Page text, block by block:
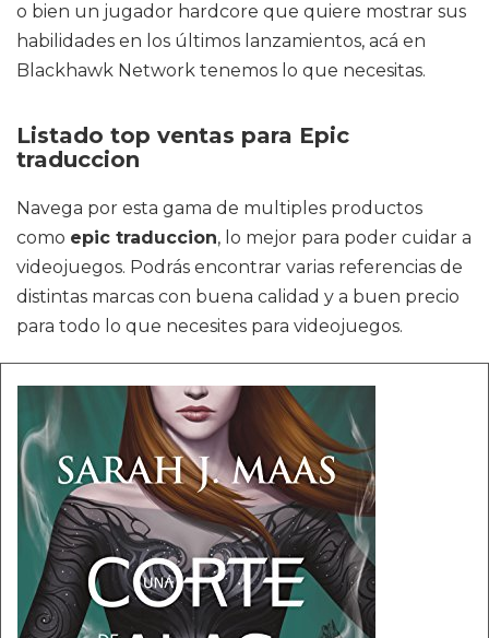
o bien un jugador hardcore que quiere mostrar sus
habilidades en los últimos lanzamientos, acá en
Blackhawk Network tenemos lo que necesitas.
Listado top ventas para Epic
traduccion
Navega por esta gama de multiples productos
como epic traduccion, lo mejor para poder cuidar a
videojuegos. Podrás encontrar varias referencias de
distintas marcas con buena calidad y a buen precio
para todo lo que necesites para videojuegos.